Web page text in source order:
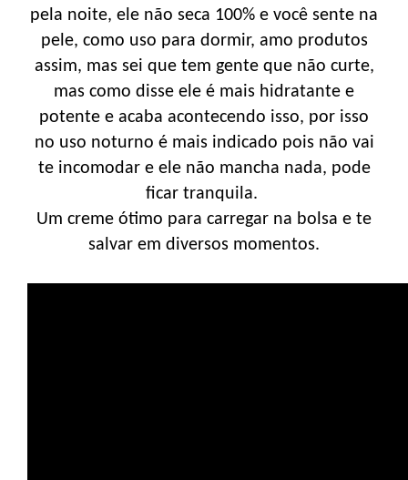
pela noite, ele não seca 100% e você sente na
pele, como uso para dormir, amo produtos
assim, mas sei que tem gente que não curte,
mas como disse ele é mais hidratante e
potente e acaba acontecendo isso, por isso
no uso noturno é mais indicado pois não vai
te incomodar e ele não mancha nada, pode
ficar tranquila.
Um creme ótimo para carregar na bolsa e te
salvar em diversos momentos.